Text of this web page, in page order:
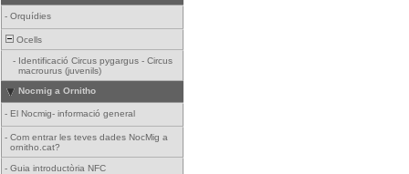
- Orquídies
Ocells
- Identificació Circus pygargus - Circus
macrourus (juvenils)
Nocmig a Ornitho
- El Nocmig- informació general
- Com entrar les teves dades NocMig a
ornitho.cat?
- Guia introductòria NFC